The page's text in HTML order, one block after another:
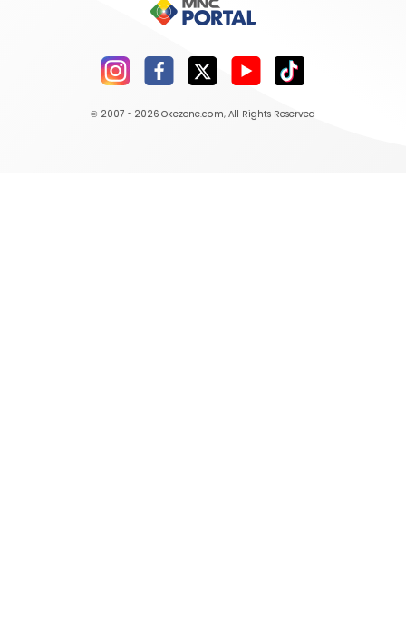
© 2007 - 2026 Okezone.com, All Rights Reserved